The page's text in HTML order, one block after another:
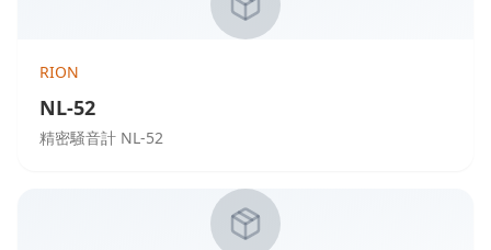
RION
NL-52
精密騒音計 NL-52